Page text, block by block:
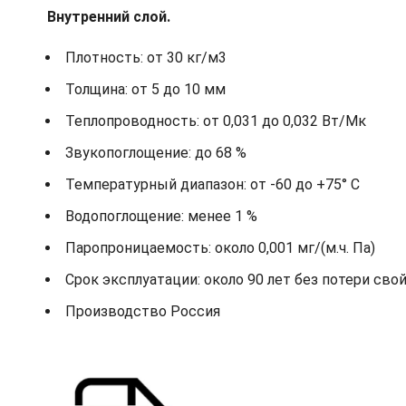
Внутренний слой.
Плотность: от 30 кг/м3
Толщина: от 5 до 10 мм
Теплопроводность: от 0,031 до 0,032 Вт/Мк
Звукопоглощение: до 68 %
Температурный диапазон: от -60 до +75° С
Водопоглощение: менее 1 %
Паропроницаемость: около 0,001 мг/(м.ч. Па)
Срок эксплуатации: около 90 лет без потери
Производство Россия